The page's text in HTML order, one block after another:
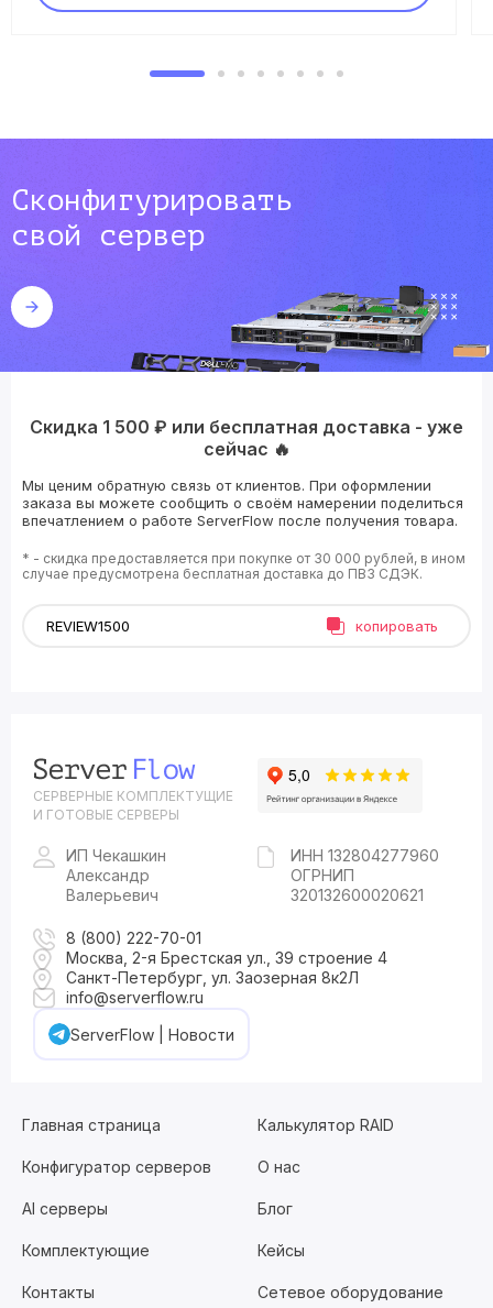
Сконфигурировать
свой сервер
Скидка 1 500 ₽ или бесплатная доставка - уже
сейчас 🔥
Мы ценим обратную связь от клиентов. При оформлении
заказа вы можете сообщить о своём намерении поделиться
впечатлением о работе ServerFlow после получения товара.
* - скидка предоставляется при покупке от 30 000 рублей, в ином
случае предусмотрена бесплатная доставка до ПВЗ СДЭК.
копировать
СЕРВЕРНЫЕ КОМПЛЕКТУЩИЕ
И ГОТОВЫЕ СЕРВЕРЫ
ИП Чекашкин
Александр
Валерьевич
ИНН 132804277960
ОГРНИП
320132600020621
8 (800) 222-70-01
Москва, 2-я Брестская ул., 39 строение 4
Санкт-Петербург, ул. Заозерная 8к2Л
info@serverflow.ru
ServerFlow | Новости
Главная страница Калькулятор RAID
Конфигуратор серверов О нас
AI серверы Блог
Комплектующие Кейсы
Контакты Сетевое оборудование